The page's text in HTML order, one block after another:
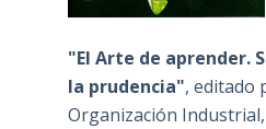
"El Arte de aprender.
la prudencia", editado
Organización